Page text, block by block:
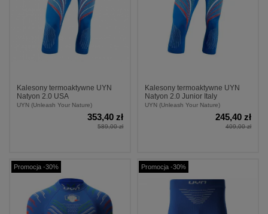
Kalesony termoaktywne UYN
Natyon 2.0 USA
UYN (Unleash Your Nature)
353,40 zł
589,00 zł
Kalesony termoaktywne UYN
Natyon 2.0 Junior Italy
UYN (Unleash Your Nature)
245,40 zł
409,00 zł
Promocja -30% Promocja -30%